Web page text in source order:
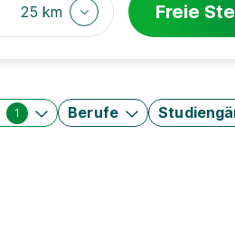
25 km Freie
1 Berufe